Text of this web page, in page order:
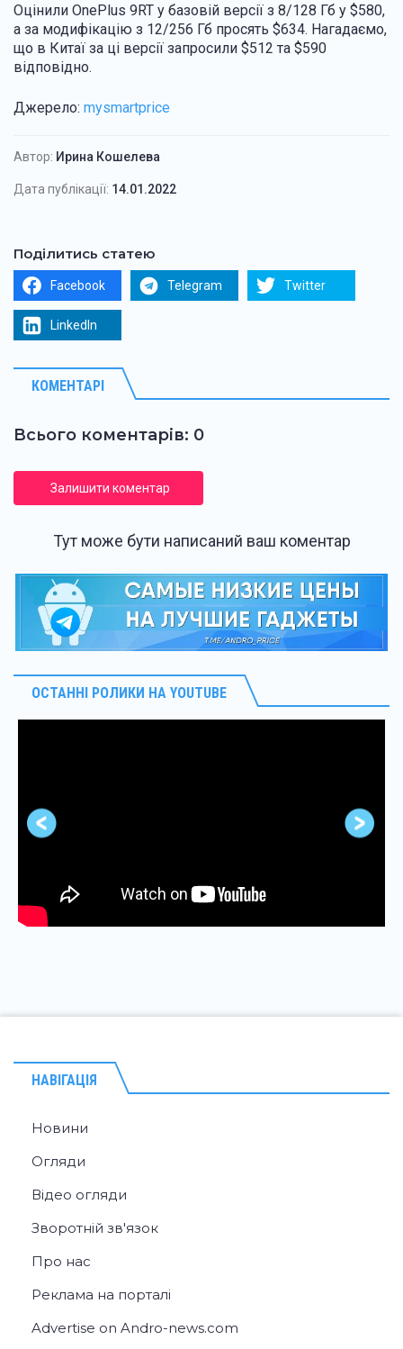
Оцінили OnePlus 9RT у базовій версії з 8/128 Гб у $580,
а за модифікацію з 12/256 Гб просять $634. Нагадаємо,
що в Китаї за ці версії запросили $512 та $590
відповідно.
Джерело: mysmartprice
Автор: Ирина Кошелева
Дата публікації: 14.01.2022
Поділитись статею
Facebook Telegram Twitter
LinkedIn
КОМЕНТАРІ
Всього коментарів: 0
Залишити коментар
Тут може бути написаний ваш коментар
ОСТАННІ РОЛИКИ НА YOUTUBE
НАВІГАЦІЯ
Новини
Огляди
Відео огляди
Зворотній зв'язок
Про нас
Реклама на порталі
Advertise on Andro-news.com